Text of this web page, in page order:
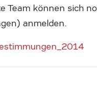
Team können sich
anmelden.